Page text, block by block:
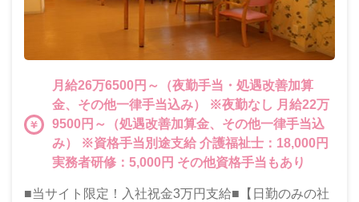
月給26万6500円～（夜勤手当・処遇改善加算
金、その他一律手当込み） ※夜勤なし 月給22万
9500円～（処遇改善加算金、その他一律手当込
み） ※資格手当別途支給 介護福祉士：18,000円
実務者研修：5,000円 その他資格手当もあり
■当サイト限定！入社祝金3万円支給■【日勤のみの社